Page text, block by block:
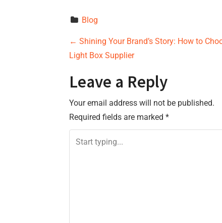
Blog
P
o
s
t
n
← Shining Your Brand’s Story: How to
Light Box Supplier
Leave a Reply
Your email address will not be published.
Required fields are marked *